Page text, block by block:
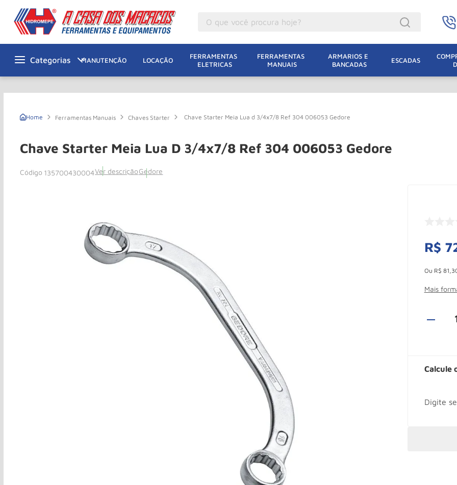
MANUTENÇÃO LOCAÇÃO
FERRAMENTAS
ELETRICAS
FERRAMENTAS
MANUAIS
ARMARIOS E
BANCADAS
ESCADAS
Ferramentas Manuais Chaves Starter Chave Starter Meia Lua d 3/4x7/8 Ref 304 006053 Gedore
Chave Starter Meia Lua D 3/4x7/8 Ref 304 006053 Gedore
135700430004Ver descriçãoGedore
R$
Ou R$ 81
Mais
Calcule
1º Macacos
Talha Eletrica